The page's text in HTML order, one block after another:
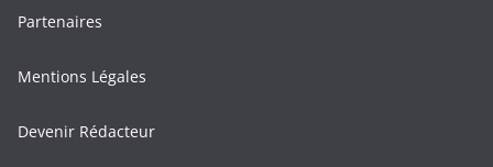
Partenaires
Mentions Légales
Devenir Rédacteur